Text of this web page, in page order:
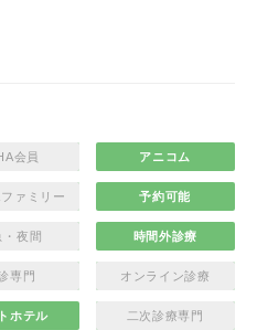
会員 アニコム
ァミリー 予約可能
・夜間 時間外診療
専門 オンライン診療
ホテル 二次診療専門